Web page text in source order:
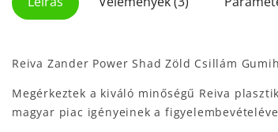
Reiva Zander Power Shad Zöld Csillám
Megérkeztek a kiváló minőségű Reiva
magyar piac igényeinek a